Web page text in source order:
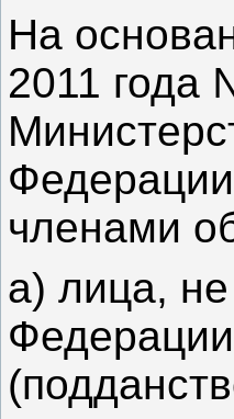
На
2011 года
членами
а) лица,